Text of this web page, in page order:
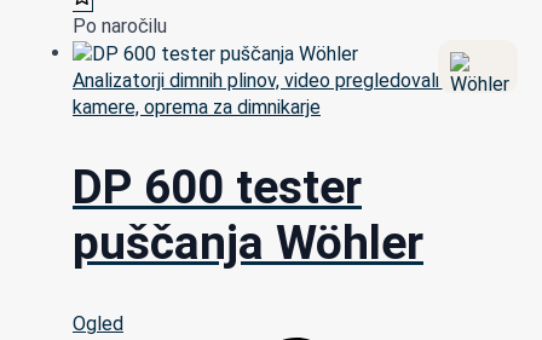
Po naročilu
Analizatorji dimnih plinov, video pregledovalne
kamere, oprema za dimnikarje
DP 600 tester
puščanja Wöhler
Ogled